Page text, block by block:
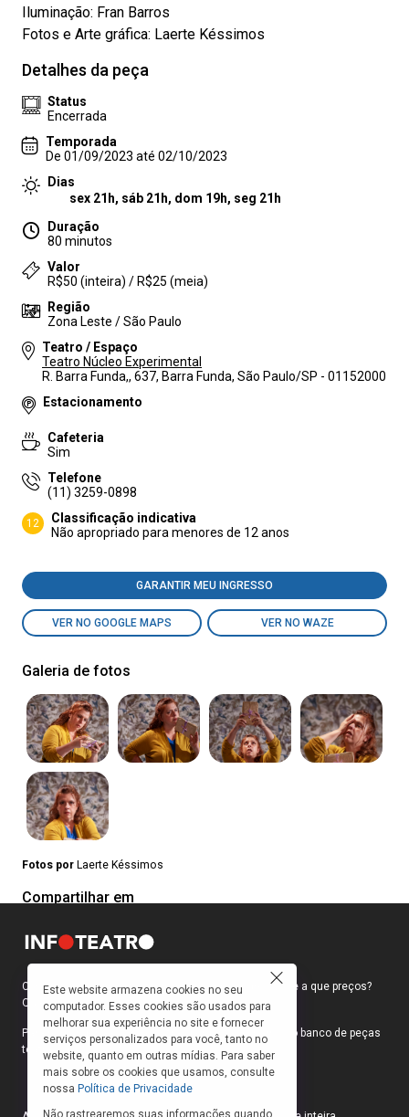
Iluminação: Fran Barros
Fotos e Arte gráfica: Laerte Késsimos
Detalhes da peça
Status
Encerrada
Temporada
De 01/09/2023 até 02/10/2023
Dias
sex 21h, sáb 21h, dom 19h, seg 21h
Duração
80 minutos
Valor
R$50 (inteira) / R$25 (meia)
Região
Zona Leste / São Paulo
Teatro / Espaço
Teatro Núcleo Experimental
R. Barra Funda,, 637, Barra Funda, São Paulo/SP - 01152000
Estacionamento
Cafeteria
Sim
Telefone
(11) 3259-0898
12
Classificação indicativa
Não apropriado para menores de 12 anos
GARANTIR MEU INGRESSO
VER NO GOOGLE MAPS VER NO WAZE
Galeria de fotos
Fotos por Laerte Késsimos
Compartilhar em
Como faço para ir ao teatro? Onde compro ingressos e a que preços?
Quais peças estão em cartaz?
Para responder a essas e outras perguntas, criamos o banco de peças
teatrais do INFOTEATRO.
Este website armazena cookies no seu
computador. Esses cookies são usados para
melhorar sua experiência no site e fornecer
serviços personalizados para você, tanto no
website, quanto em outras mídias. Para saber
mais sobre os cookies que usamos, consulte
nossa Política de Privacidade
Não rastrearemos suas informações quando